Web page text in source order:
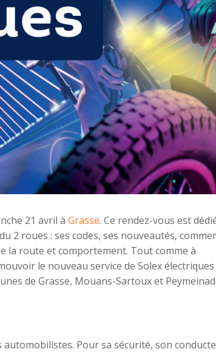
21 avril à Grasse. Ce rendez-vous est
2 roues : ses codes, ses nouveautés,
la route et comportement. Tout comme à
le nouveau service de Solex
de Grasse, Mouans-Sartoux et
Pour sa sécurité, son